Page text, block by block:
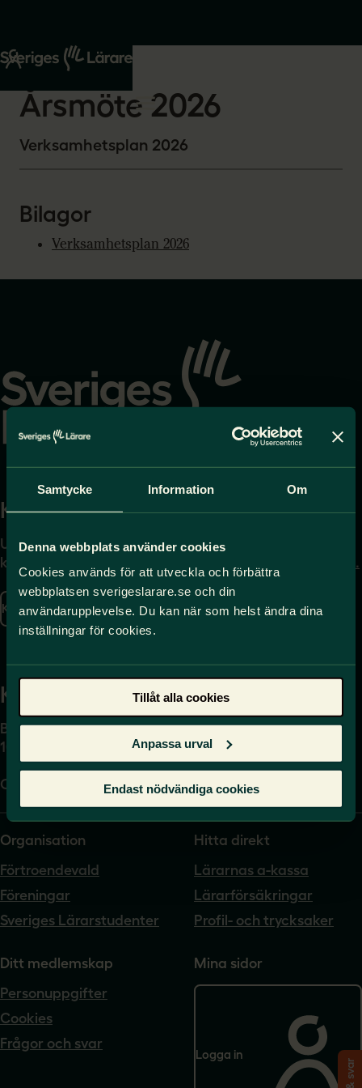
Samtycke Information Om
Denna webbplats använder cookies
Cookies används för att utveckla och förbättra
webbplatsen sverigeslarare.se och din
användarupplevelse. Du kan när som helst ändra dina
inställningar för cookies.
Tillåt alla cookies
Anpassa urval
Endast nödvändiga cookies
Start
Om oss
2026-02-20
Årsmöte 2026
Verksamhetsplan 2026
Bilagor
Verksamhetsplan 2026
startsidan
Kontakta
Uppgifter om hur du
kontaktar oss finns här.
Kontakta oss
Press
Journalist – du når oss
press@sverigeslarare.
se
Kansli
Box 17061
104 62 Stockholm
Org.nr. 802540-5542
Organisation
Förtroendevald
Föreningar
Sveriges Lärarstudenter
Hitta direkt
Lärarnas a-kassa
Lärarförsäkringar
Profil- och trycksaker
Ditt medlemskap
Personuppgifter
Cookies
Frågor och svar
Mina sidor
Logga in